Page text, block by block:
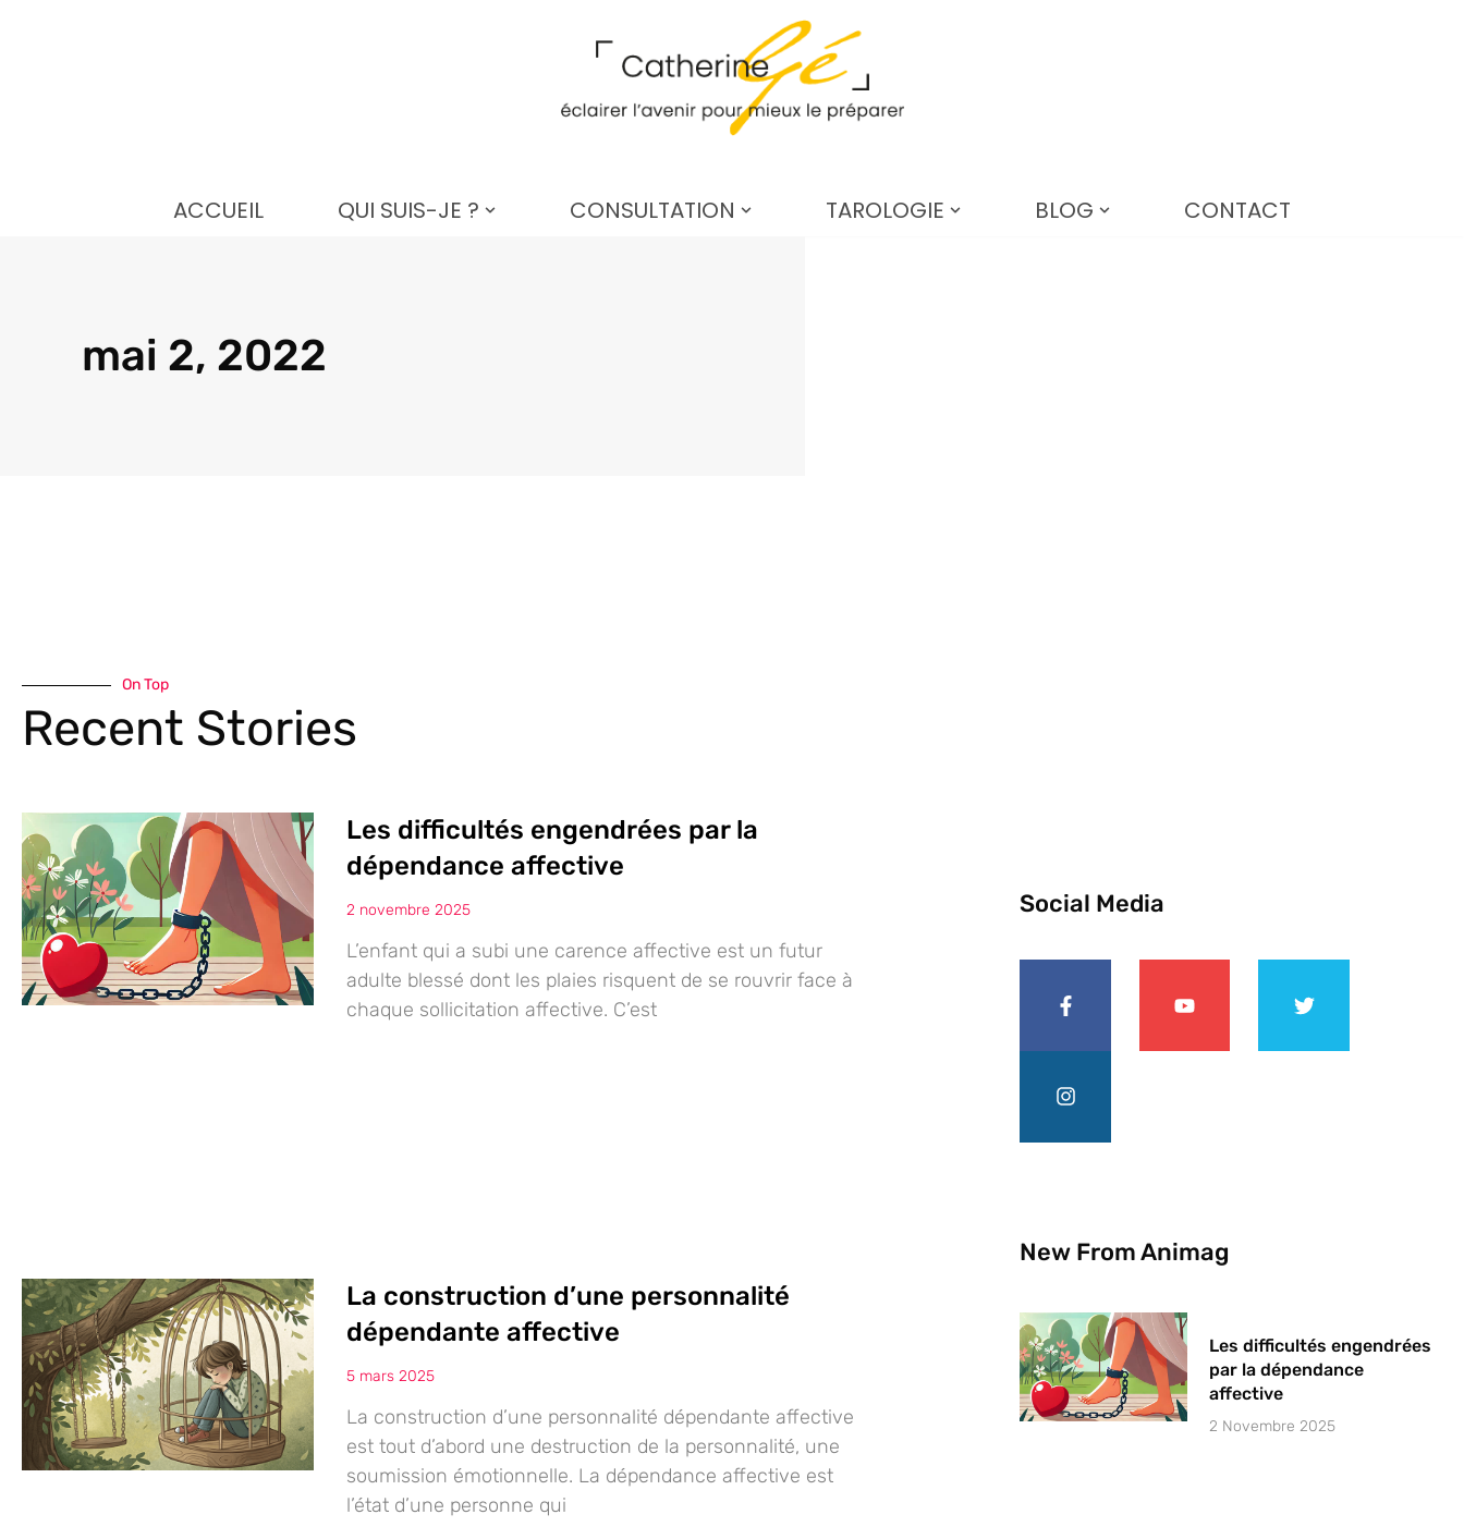
ACCUEIL QUI SUIS-JE ? CONSULTATION TAROLOGIE BLOG CONTACT
mai 2, 2022
On Top
Recent Stories
Les difficultés engendrées par la
dépendance affective
2 novembre 2025
L’enfant qui a subi une carence affective est un futur
adulte blessé dont les plaies risquent de se rouvrir face à
chaque sollicitation affective. C’est
La construction d’une personnalité
dépendante affective
5 mars 2025
La construction d’une personnalité dépendante affective
est tout d’abord une destruction de la personnalité, une
soumission émotionnelle. La dépendance affective est
l’état d’une personne qui
Social Media
New From Animag
Les difficultés engendrées
par la dépendance
affective
2 Novembre 2025